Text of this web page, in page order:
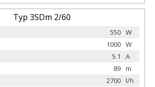
Typ 3SDm 2/60
550 W
1000 W
5.1
A
89 m
2700 l/h